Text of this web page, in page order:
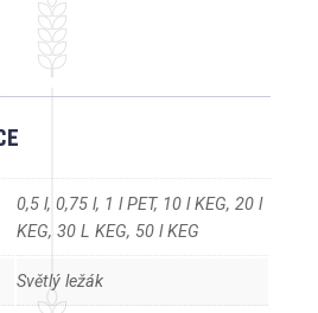
0,5 l, 0,75 l, 1 l PET, 10 l KEG, 20 l
KEG, 30 L KEG, 50 l KEG
Světlý ležák